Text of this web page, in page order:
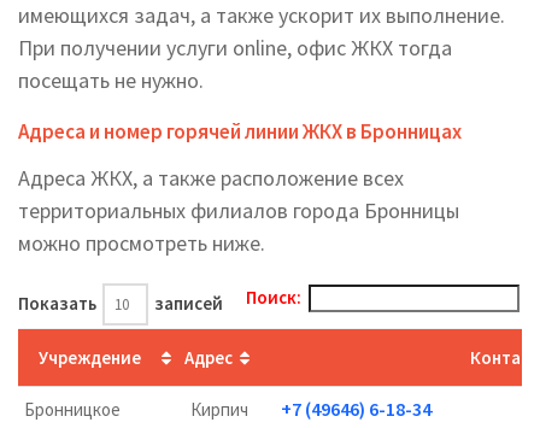
имеющихся задач, а также ускорит их выполнение.
При получении услуги online, офис ЖКХ тогда
посещать не нужно.
Адреса и номер горячей линии ЖКХ в Бронницах
Адреса ЖКХ, а также расположение всех
территориальных филиалов города Бронницы
можно просмотреть ниже.
Показать записей Поиск:
Учреждение Адрес
Бронницкое
Кирпич
+7 (49646) 6-18-34